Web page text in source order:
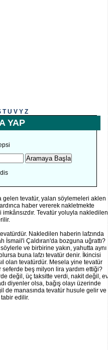
T U V Y Z
YAP
gelen tevatür, yalan söylemeleri aklen
haber vererek nakletmekte
Tevatür yoluyla nakledilen
Nakledilen haberin lafzında
İsmail'i Çaldıran'da bozguna uğrattı?
ve birbirine yakın, yahutta aynı
buna lafzı tevatür denir. İkincisi
olan tevatürdür. Mesela yine tevatür
beş milyon lira yardım ettiği?
değil, üç taksitte verdi, nakit değil, ev
diyenler olsa, bağış olayı üzerinde
de manasında tevatür husule gelir ve
edilir.